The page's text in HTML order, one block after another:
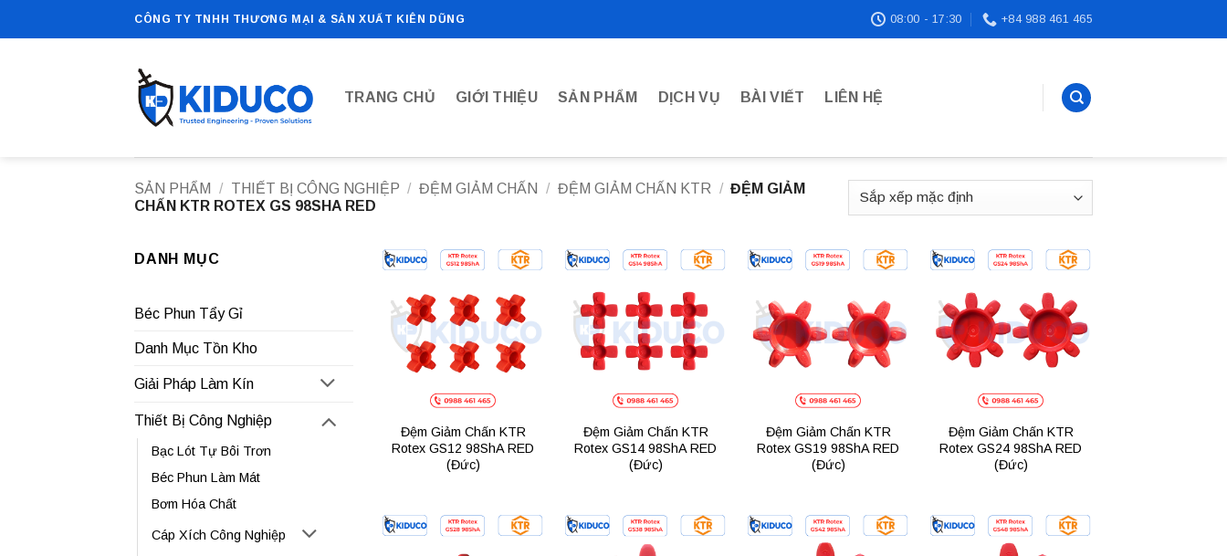
CÔNG TY TNHH THƯƠNG MẠI & SẢN XUẤT KIÊN DŨNG 08:00 - 17:30 +84 988 461 465
TRANG CHỦ GIỚI THIỆU SẢN PHẨM DỊCH VỤ BÀI VIẾT LIÊN HỆ
SẢN PHẨM / THIẾT BỊ CÔNG NGHIỆP / ĐỆM GIẢM CHẤN / ĐỆM GIẢM CHẤN KTR / ĐỆM GIẢM
CHẤN KTR ROTEX GS 98SHA RED
DANH MỤC
Béc Phun Tẩy Gỉ
Danh Mục Tồn Kho
Giải Pháp Làm Kín
Thiết Bị Công Nghiệp
Bạc Lót Tự Bôi Trơn
Béc Phun Làm Mát
Bơm Hóa Chất
Cáp Xích Công Nghiệp
Add to
wishlist
Đệm Giảm Chấn KTR
Rotex GS12 98ShA RED
(Đức)
Add to
wishlist
Đệm Giảm Chấn KTR
Rotex GS14 98ShA RED
(Đức)
wishlist
Đệm Giảm Chấn KTR
Rotex GS19 98ShA RED
(Đức)
Add to
wishlist
Đệm Giảm Chấn KTR
Rotex GS24 98ShA RED
(Đức)